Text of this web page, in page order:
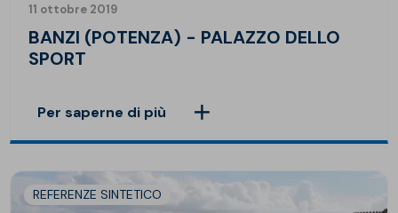
11 ottobre 2019
BANZI (POTENZA) - PALAZZO DELLO
SPORT
Per saperne di più
REFERENZE SINTETICO